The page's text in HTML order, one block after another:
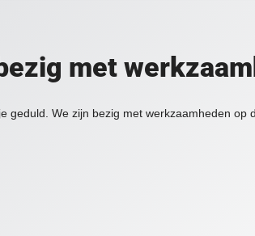
met
geduld. We zijn bezig met werkzaamheden op